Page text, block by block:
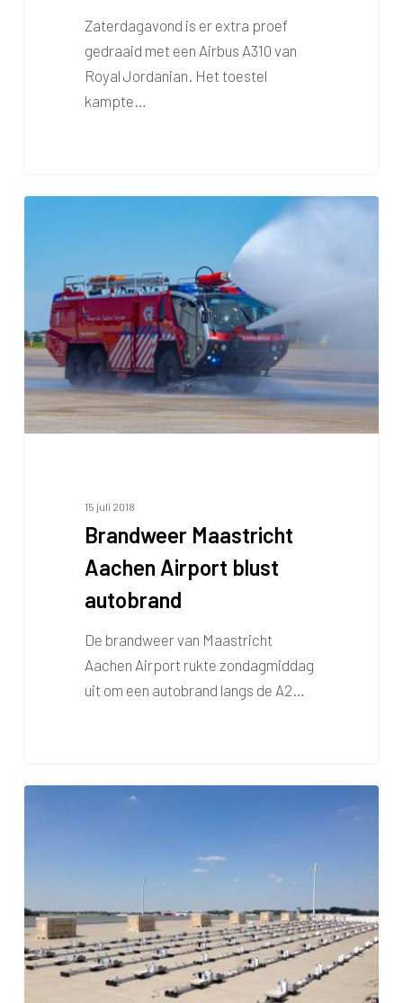
Zaterdagavond is er extra proef
gedraaid met een Airbus A310 van
Royal Jordanian. Het toestel
kampte…
Airport
blust
autobrand
15 juli 2018
Brandweer Maastricht
Aachen Airport blust
autobrand
De brandweer van Maastricht
Aachen Airport rukte zondagmiddag
uit om een autobrand langs de A2…
Airport